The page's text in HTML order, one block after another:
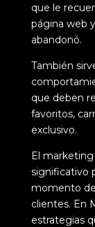
que le
página web
abandonó.
También
que deben
favoritos,
exclusivo.
El
significativo
momento de
clientes. En
estrategias